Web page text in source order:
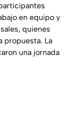
en equipo y
quienes
propuesta. La
una jornada